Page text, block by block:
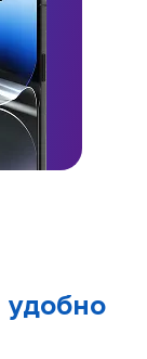
удобно